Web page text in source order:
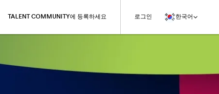
TALENT COMMUNITY에 등록하세요 로그인 한국어